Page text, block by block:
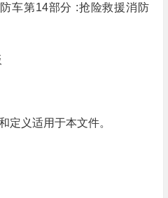
车第14部分 :抢险救援消防
定义适用于本文件。